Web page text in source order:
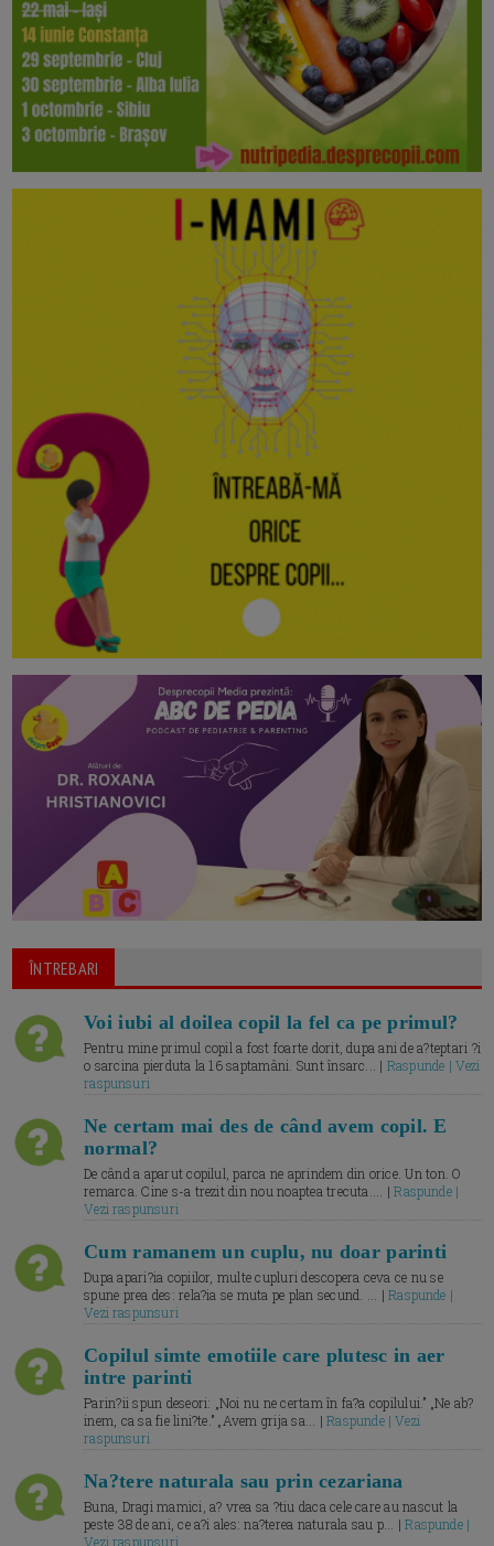
ÎNTREBARI
Voi iubi al doilea copil la fel ca pe primul?
Pentru mine primul copil a fost foarte dorit, dupa ani de a?teptari ?i
o sarcina pierduta la 16 saptamâni. Sunt însarc... | Raspunde | Vezi
raspunsuri
Ne certam mai des de când avem copil. E
normal?
De când a aparut copilul, parca ne aprindem din orice. Un ton. O
remarca. Cine s-a trezit din nou noaptea trecuta.... |Raspunde |
Vezi raspunsuri
Cum ramanem un cuplu, nu doar parinti
Dupa apari?ia copiilor, multe cupluri descopera ceva ce nu se
spune prea des: rela?ia se muta pe plan secund. ... |Raspunde |
Vezi raspunsuri
Copilul simte emotiile care plutesc in aer
intre parinti
Parin?ii spun deseori: „Noi nu ne certam în fa?a copilului.” „Ne ab?
inem, ca sa fie lini?te.” „Avem grija sa... |Raspunde | Vezi
raspunsuri
Na?tere naturala sau prin cezariana
Buna, Dragi mamici, a? vrea sa ?tiu daca cele care au nascut la
peste 38 de ani, ce a?i ales: na?terea naturala sau p... |Raspunde |
Vezi raspunsuri